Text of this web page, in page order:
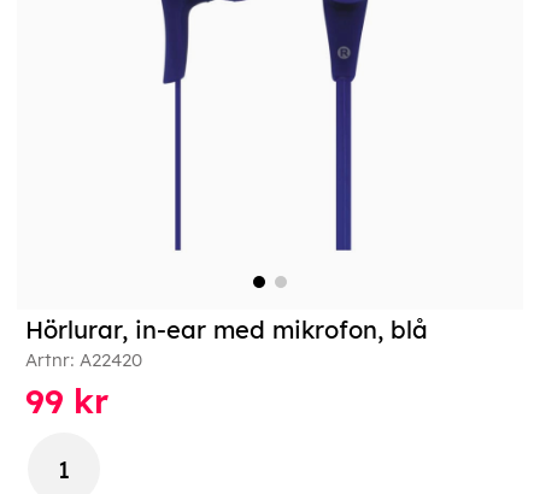
Hörlurar, in-ear med mikrofon, blå
Artnr: A22420
99 kr